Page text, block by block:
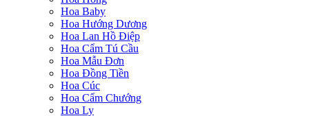
Hoa Baby
Hoa Hướng Dương
Hoa Lan Hồ Điệp
Hoa Cẩm Tú Cầu
Hoa Mẫu Đơn
Hoa Đồng Tiền
Hoa Cúc
Hoa Cẩm Chướng
Hoa Ly